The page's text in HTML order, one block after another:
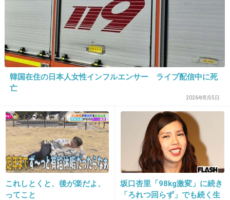
トピ立てありがとうございます⭐︎
トプ画みんなスタイルいいね
+16 -4
16. 匿名2026/07/07(火) 23:31:08
トピ立ったばっかりは荒らしが湧くね
韓国在住の日本人女性インフルエンサー ライブ配信中に死
亡
2026年8月5日
これしとくと、後が楽だよ、
ってこと
坂口杏里「98kg激変」に続き
「ろれつ回らず」でも続く生